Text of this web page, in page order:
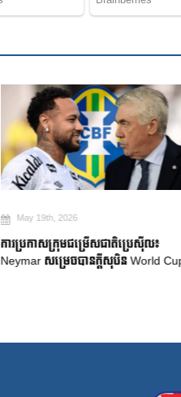
May 19th, 2026
ការប្រកាសក្រុមជម្រើសជាតិប្រេស៊ីល៖
Neymar សម្រេចបានក្តីសុបិន World Cup